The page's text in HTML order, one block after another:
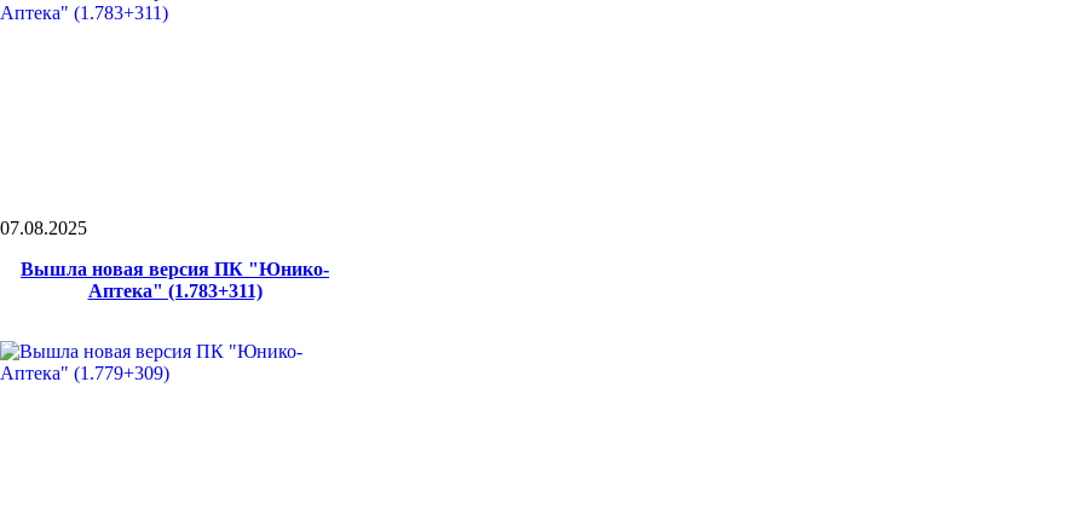
07.08.2025
Вышла новая версия ПК "Юнико-
Аптека" (1.783+311)